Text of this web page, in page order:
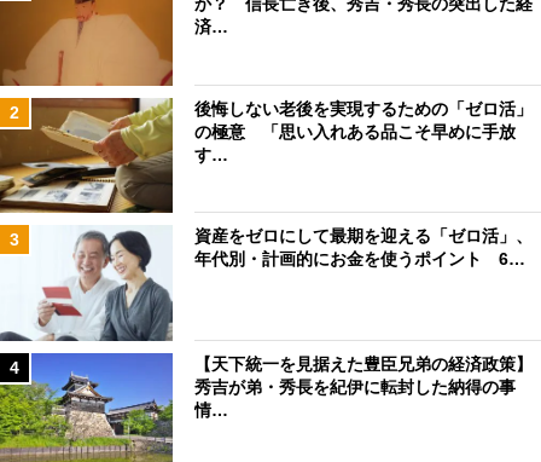
か？ 信長亡き後、秀吉・秀長の突出した経
済…
2
後悔しない老後を実現するための「ゼロ活」
の極意 「思い入れある品こそ早めに手放
す…
3
資産をゼロにして最期を迎える「ゼロ活」、
年代別・計画的にお金を使うポイント 6…
4
【天下統一を見据えた豊臣兄弟の経済政策】
秀吉が弟・秀長を紀伊に転封した納得の事
情…